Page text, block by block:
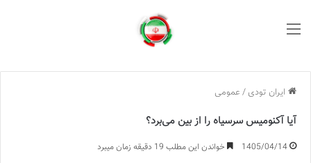
ایران تودی / عمومی
آیا آکنومیس سرسیاه را از بین می‌برد؟
1405/04/14 خواندن این مطلب 19 دقیقه زمان میبرد